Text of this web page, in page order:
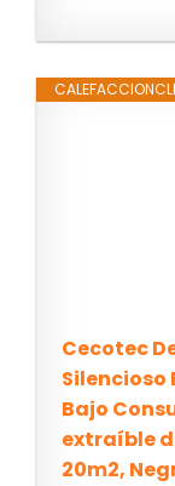
Cecotec
Silencioso
Bajo
extraíble
20m2,